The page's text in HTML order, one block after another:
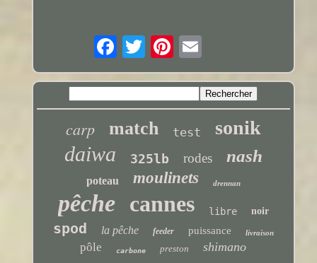
carp match test sonik
daiwa 325lb rodes nash
poteau moulinets drennan
pêche cannes libre noir
spod la pêche feeder puissance livraison
pôle carbone preston shimano